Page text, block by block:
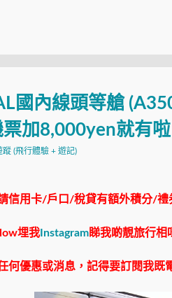
國內線頭等艙
加8,000yen就有啦
蹤 (飛行體驗 + 遊記)
信用卡/戶口/稅貸有額外積分/禮
埋我 Instagram睇我啲靚旅行相
何優惠或消息，記得要訂閱我既